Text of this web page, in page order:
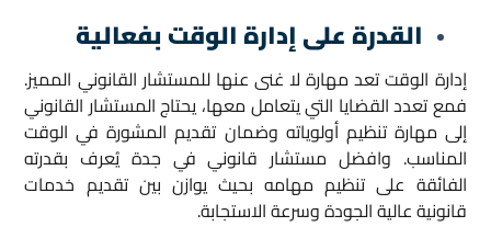
القدرة على إدارة الوقت بفعالية
إدارة الوقت تعد مهارة لا غنى عنها للمستشار القانوني المميز.
فمع تعدد القضايا التي يتعامل معها، يحتاج المستشار القانوني
إلى مهارة تنظيم أولوياته وضمان تقديم المشورة في الوقت
المناسب. وافضل مستشار قانوني في جدة يُعرف بقدرته
الفائقة على تنظيم مهامه بحيث يوازن بين تقديم خدمات
قانونية عالية الجودة وسرعة الاستجابة.